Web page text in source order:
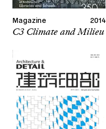
Magazine 2014
C3 Climate and Milieu